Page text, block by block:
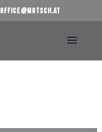
office@motsch.at